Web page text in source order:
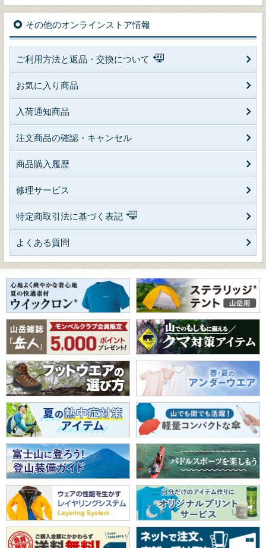
その他のオンラインストア情報
ご利用方法と返品・交換について
お気に入り商品
入荷通知商品
注文商品の確認・キャンセル
商品購入履歴
修理サービス
特定商取引法に基づく表記
よくある質問